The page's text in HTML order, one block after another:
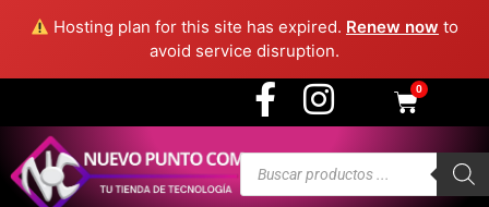
Hosting plan for this site has expired. Renew now to
avoid service disruption.
- Medellín
0